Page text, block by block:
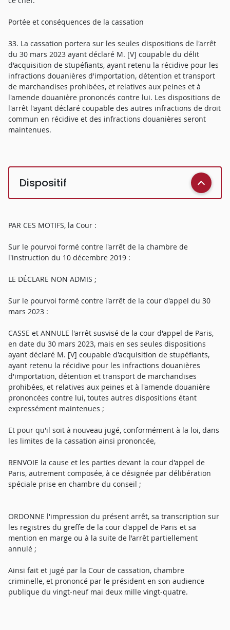
Portée et conséquences de la cassation
33. La cassation portera sur les seules dispositions de l'arrêt
du 30 mars 2023 ayant déclaré M. [V] coupable du délit
d'acquisition de stupéfiants, ayant retenu la récidive pour les
infractions douanières d'importation, détention et transport
de marchandises prohibées, et relatives aux peines et à
l'amende douanière prononcés contre lui. Les dispositions de
l'arrêt l'ayant déclaré coupable des autres infractions de droit
commun en récidive et des infractions douanières seront
maintenues.
Dispositif
PAR CES MOTIFS, la Cour :
Sur le pourvoi formé contre l'arrêt de la chambre de
l'instruction du 10 décembre 2019 :
LE DÉCLARE NON ADMIS ;
Sur le pourvoi formé contre l'arrêt de la cour d'appel du 30
mars 2023 :
CASSE et ANNULE l'arrêt susvisé de la cour d'appel de Paris,
en date du 30 mars 2023, mais en ses seules dispositions
ayant déclaré M. [V] coupable d'acquisition de stupéfiants,
ayant retenu la récidive pour les infractions douanières
d'importation, détention et transport de marchandises
prohibées, et relatives aux peines et à l'amende douanière
prononcées contre lui, toutes autres dispositions étant
expressément maintenues ;
Et pour qu'il soit à nouveau jugé, conformément à la loi, dans
les limites de la cassation ainsi prononcée,
RENVOIE la cause et les parties devant la cour d'appel de
Paris, autrement composée, à ce désignée par délibération
spéciale prise en chambre du conseil ;
ORDONNE l'impression du présent arrêt, sa transcription sur
les registres du greffe de la cour d'appel de Paris et sa
mention en marge ou à la suite de l'arrêt partiellement
annulé ;
Ainsi fait et jugé par la Cour de cassation, chambre
criminelle, et prononcé par le président en son audience
publique du vingt-neuf mai deux mille vingt-quatre.